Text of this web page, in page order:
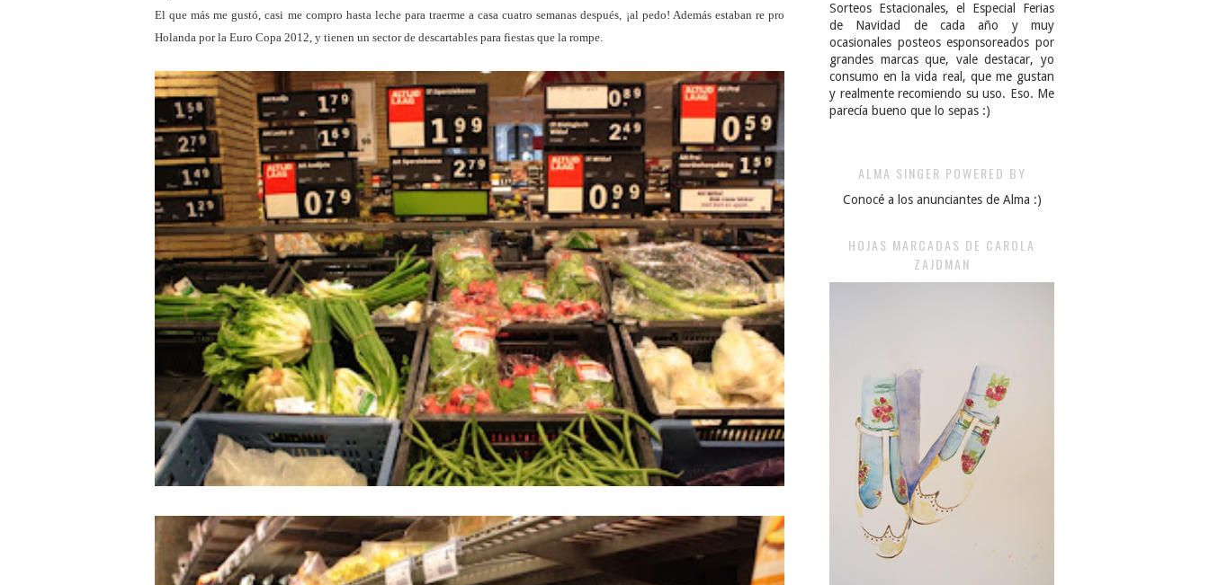
El que más me gustó, casi me compro hasta leche para traerme a casa cuatro semanas después, ¡al pedo! Además estaban re pro
Holanda por la Euro Copa 2012, y tienen un sector de descartables para fiestas que la rompe.
Sorteos Estacionales, el Especial Ferias
de Navidad de cada año y muy
ocasionales posteos esponsoreados por
grandes marcas que, vale destacar, yo
consumo en la vida real, que me gustan
y realmente recomiendo su uso. Eso. Me
parecía bueno que lo sepas :)
ALMA SINGER POWERED BY
Conocé a los anunciantes de Alma :)
HOJAS MARCADAS DE CAROLA
ZAJDMAN